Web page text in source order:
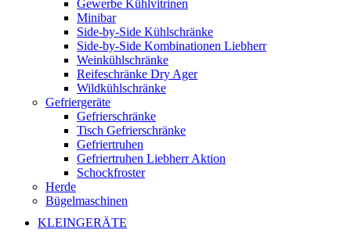
Gewerbe Kühlvitrinen
Minibar
Side-by-Side Kühlschränke
Side-by-Side Kombinationen Liebherr
Weinkühlschränke
Reifeschränke Dry Ager
Wildkühlschränke
Gefriergeräte
Gefrierschränke
Tisch Gefrierschränke
Gefriertruhen
Gefriertruhen Liebherr Aktion
Schockfroster
Herde
Bügelmaschinen
KLEINGERÄTE